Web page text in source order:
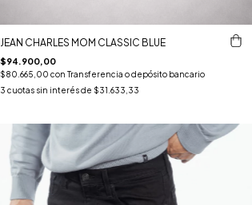
JEAN CHARLES MOM CLASSIC BLUE
$94.900,00
$80.665,00con Transferencia o depósito bancario
3 cuotas sin interés de $31.633,33